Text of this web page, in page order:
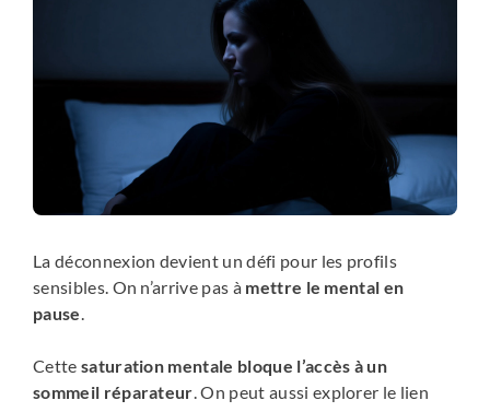
La déconnexion devient un défi pour les profils
sensibles. On n’arrive pas à mettre le mental en
pause.
Cette saturation mentale bloque l’accès à un
sommeil réparateur. On peut aussi explorer le lien